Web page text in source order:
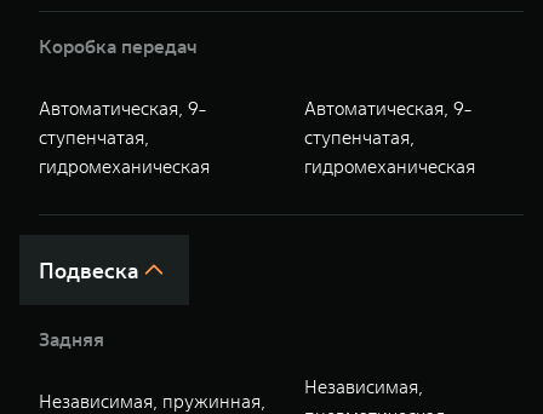
Коробка передач
Автоматическая, 9-
ступенчатая,
гидромеханическая
Автоматическая, 9-
ступенчатая,
гидромеханическая
Подвеска
Задняя
Независимая, пружинная,
Независимая,